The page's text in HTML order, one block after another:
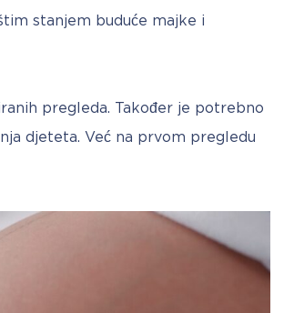
stanjem buduće majke i
pregleda. Također je potrebno
djeteta. Već na prvom pregledu